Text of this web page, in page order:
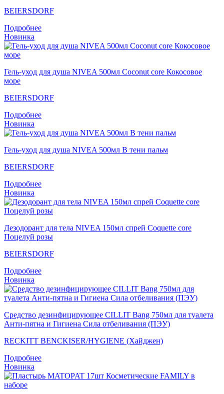
BEIERSDORF
Подробнее
Новинка
Гель-уход для душа NIVEA 500мл Coconut core Кокосовое
море
BEIERSDORF
Подробнее
Новинка
Гель-уход для душа NIVEA 500мл В тени пальм
BEIERSDORF
Подробнее
Новинка
Дезодорант для тела NIVEA 150мл спрей Coquette core
Поцелуй розы
BEIERSDORF
Подробнее
Новинка
Средство дезинфицирующее CILLIT Bang 750мл для туалета
Анти-пятна и Гигиена Сила отбеливания (ПЭУ)
RECKITT BENCKISER/HYGIENE (Хайджен)
Подробнее
Новинка